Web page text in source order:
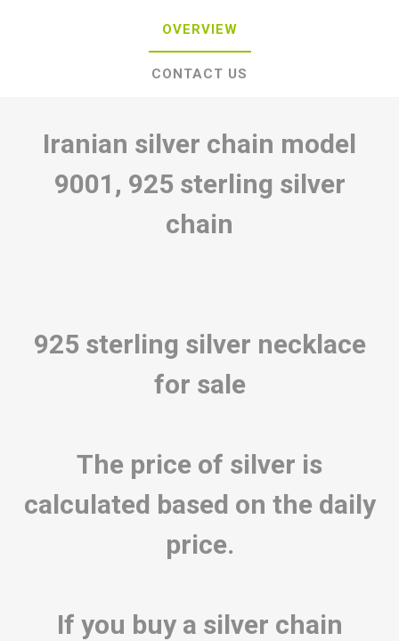
OVERVIEW
CONTACT US
Iranian silver chain model
9001, 925 sterling silver
chain
925 sterling silver necklace
for sale
The price of silver is
calculated based on the daily
price.
If you buy a silver chain